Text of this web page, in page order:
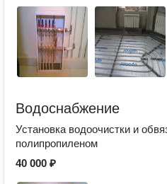
Водоснабжение
Установка водоочистки и
полипропиленом
40 000 ₽